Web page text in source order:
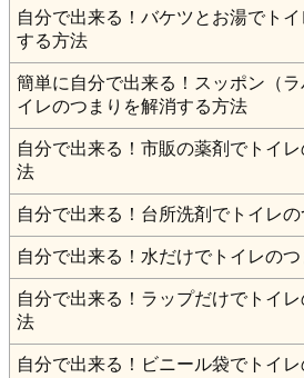
自分で出来る！バケツとお湯でト
する方法
簡単に自分で出来る！スッポン（
イレのつまりを解消する方法
自分で出来る！市販の薬剤でトイ
法
自分で出来る！台所洗剤でトイレ
自分で出来る！水だけでトイレの
自分で出来る！ラップだけでトイ
法
自分で出来る！ビニール袋でトイ